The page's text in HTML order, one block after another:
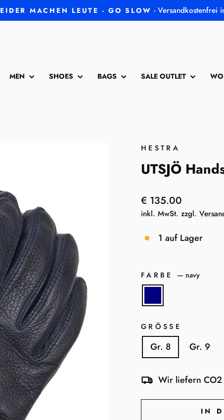
Pause
MACHEN LEUTE - GO SLOW - Versandkostenfrei
MEN SHOES BAGS SALE OUTLET
HESTRA
UTSJÖ
Normaler
Preis
€ 135.00
inkl. MwSt. zzgl.
1 auf Lager
FARBE — navy
GRÖSSE
Gr. 8 Gr. 9
Wir liefern CO2
IN